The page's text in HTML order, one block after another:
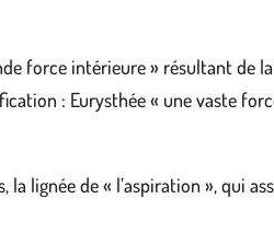
force intérieure » résultant de
: Eurysthée « une vaste
lignée de « l’aspiration », qui